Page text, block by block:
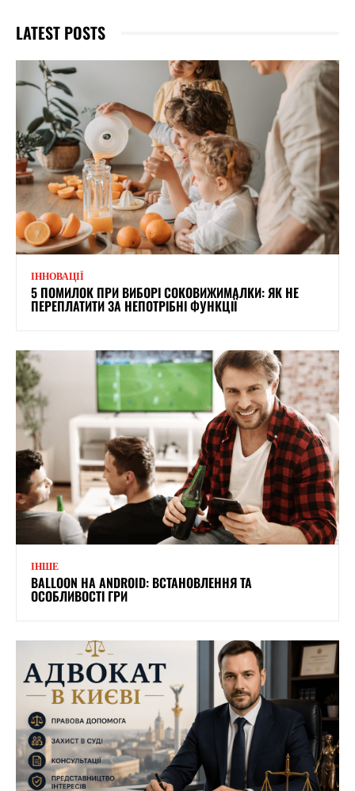
LATEST POSTS
ІННОВАЦІЇ
5 ПОМИЛОК ПРИ ВИБОРІ СОКОВИЖИМАЛКИ: ЯК НЕ
ПЕРЕПЛАТИТИ ЗА НЕПОТРІБНІ ФУНКЦІЇ
ІНШЕ
BALLOON НА ANDROID: ВСТАНОВЛЕННЯ ТА
ОСОБЛИВОСТІ ГРИ